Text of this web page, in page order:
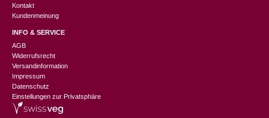
Kontakt
Kundenmeinung
INFO & SERVICE
AGB
Widerrufsrecht
Versandinformation
Impressum
Datenschutz
Einstellungen zur Privatsphäre